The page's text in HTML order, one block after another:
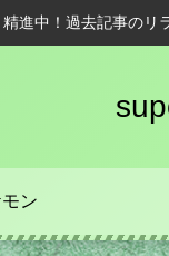
進中！過去記事の
ン